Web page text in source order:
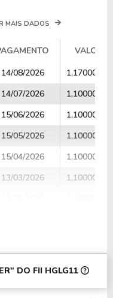
MAIS DADOS
VALOR
PAGAMENTO VALOR
14/08/2026
1,17000000
14/07/2026
1,10000000
15/06/2026
1,10000000
15/05/2026
1,10000000
15/04/2026
1,10000000
13/03/2026
1,10000000
DO FII HGLG11